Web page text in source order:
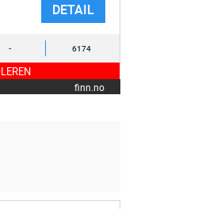
DETAIL
- 6174
finn.no